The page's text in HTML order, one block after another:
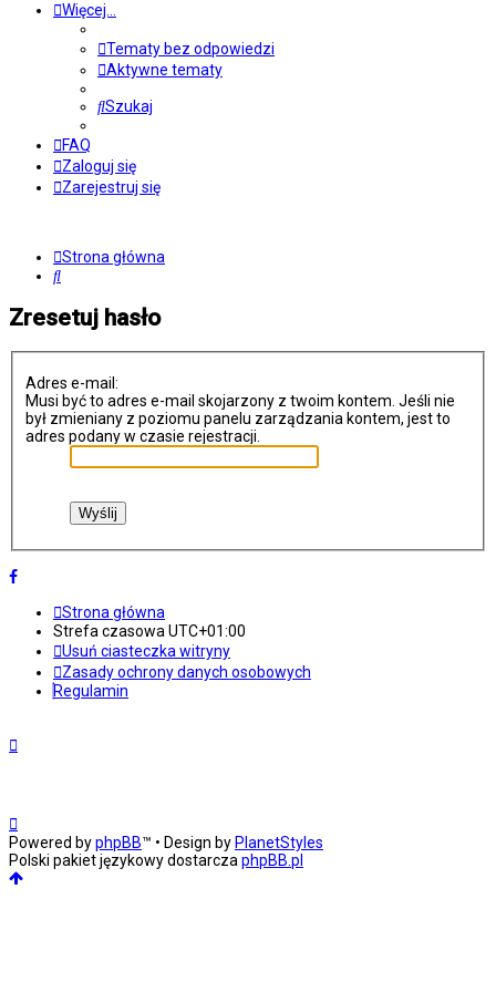
Więcej…
Tematy bez odpowiedzi
Aktywne tematy
Szukaj
FAQ
Zaloguj się
Zarejestruj się
Strona główna
Szukaj
Zresetuj hasło
Adres e-mail:
Musi być to adres e-mail skojarzony z twoim kontem. Jeśli nie
był zmieniany z poziomu panelu zarządzania kontem, jest to
adres podany w czasie rejestracji.
Strona główna
Strefa czasowaUTC+01:00
Usuń ciasteczka witryny
Zasady ochrony danych osobowych
Regulamin
Powered byphpBB™ • Design by PlanetStyles
Polski pakiet językowy dostarczaphpBB.pl